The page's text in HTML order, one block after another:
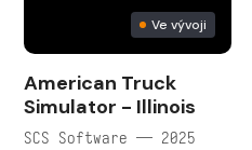
Ve vývoji
American Truck
Simulator - Illinois
SCS Software — 2025